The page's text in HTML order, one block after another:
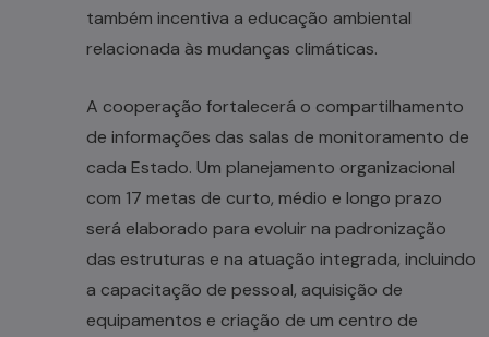
também incentiva a educação ambiental
relacionada às mudanças climáticas.
A cooperação fortalecerá o compartilhamento
de informações das salas de monitoramento de
cada Estado. Um planejamento organizacional
com 17 metas de curto, médio e longo prazo
será elaborado para evoluir na padronização
das estruturas e na atuação integrada, incluindo
a capacitação de pessoal, aquisição de
equipamentos e criação de um centro de